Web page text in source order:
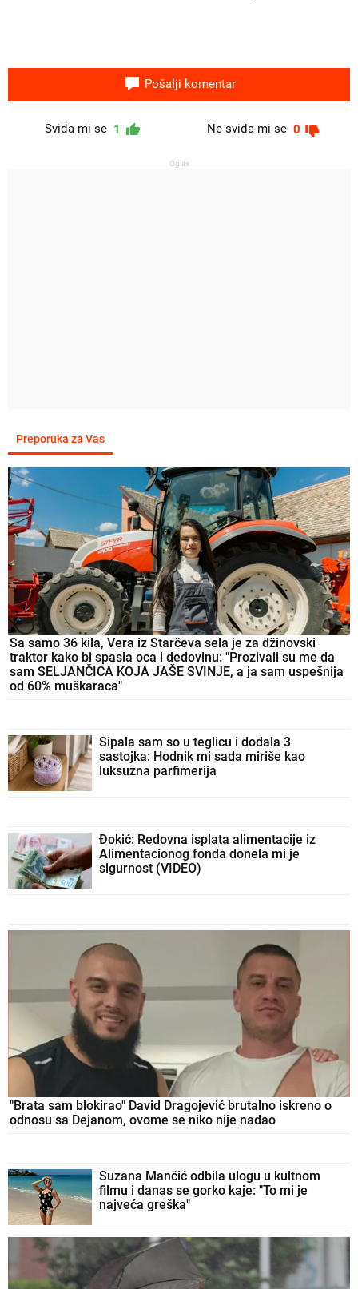
Pošalji komentar
Sviđa mi se 1 Ne sviđa mi se 0
Oglas
Preporuka za Vas
Sa samo 36 kila, Vera iz Starčeva sela je za džinovski
traktor kako bi spasla oca i dedovinu: "Prozivali su me da
sam SELJANČICA KOJA JAŠE SVINJE, a ja sam uspešnija
od 60% muškaraca"
Sipala sam so u teglicu i dodala 3
sastojka: Hodnik mi sada miriše kao
luksuzna parfimerija
Đokić: Redovna isplata alimentacije iz
Alimentacionog fonda donela mi je
sigurnost (VIDEO)
"Brata sam blokirao" David Dragojević brutalno iskreno o
odnosu sa Dejanom, ovome se niko nije nadao
Suzana Mančić odbila ulogu u kultnom
filmu i danas se gorko kaje: "To mi je
najveća greška"